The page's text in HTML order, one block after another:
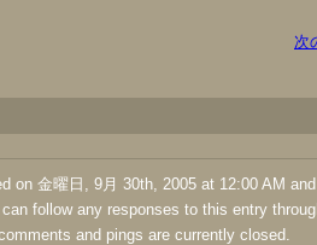
次
on 金曜日, 9月 30th, 2005 at 12:00 AM
can follow any responses to this entry
and pings are currently closed.